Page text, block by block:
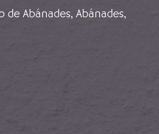
de Abánades, Abánades,